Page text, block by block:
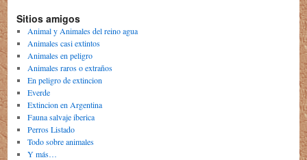
Sitios amigos
Animal y Animales del reino agua
Animales casi extintos
Animales en peligro
Animales raros o extraños
En peligro de extincion
Everde
Extincion en Argentina
Fauna salvaje iberica
Perros Listado
Todo sobre animales
Y más…